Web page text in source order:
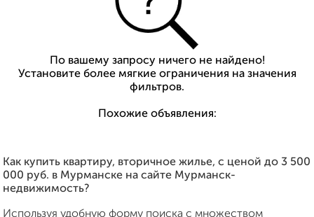
По вашему запросу ничего не найдено!
Установите более мягкие ограничения на значения
фильтров.
Похожие объявления:
Как купить квартиру, вторичное жилье, c ценой до 3 500
000 руб. в Мурманске на сайте Мурманск-
недвижимость?
Используя удобную форму поиска с множеством